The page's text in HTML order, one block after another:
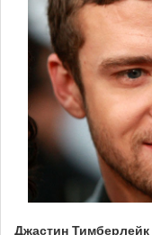
Джастин Тимберлейк